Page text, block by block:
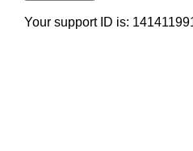
Your support ID is: